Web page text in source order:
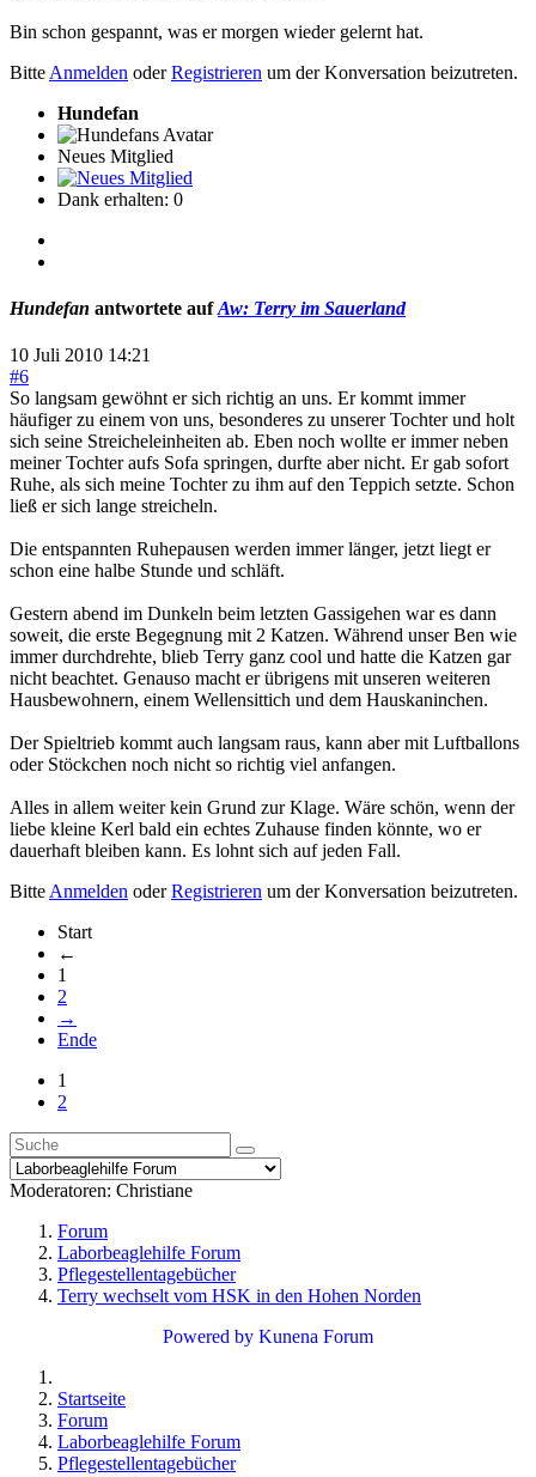
Bin schon gespannt, was er morgen wieder gelernt hat.
Bitte Anmelden oderRegistrieren um der Konversation beizutreten.
Hundefan
Neues Mitglied
Dank erhalten: 0
Hundefan antwortete aufAw: Terry im Sauerland
10 Juli 2010 14:21
#6
So langsam gewöhnt er sich richtig an uns. Er kommt immer
häufiger zu einem von uns, besonderes zu unserer Tochter und holt
sich seine Streicheleinheiten ab. Eben noch wollte er immer neben
meiner Tochter aufs Sofa springen, durfte aber nicht. Er gab sofort
Ruhe, als sich meine Tochter zu ihm auf den Teppich setzte. Schon
ließ er sich lange streicheln.
Die entspannten Ruhepausen werden immer länger, jetzt liegt er
schon eine halbe Stunde und schläft.
Gestern abend im Dunkeln beim letzten Gassigehen war es dann
soweit, die erste Begegnung mit 2 Katzen. Während unser Ben wie
immer durchdrehte, blieb Terry ganz cool und hatte die Katzen gar
nicht beachtet. Genauso macht er übrigens mit unseren weiteren
Hausbewohnern, einem Wellensittich und dem Hauskaninchen.
Der Spieltrieb kommt auch langsam raus, kann aber mit Luftballons
oder Stöckchen noch nicht so richtig viel anfangen.
Alles in allem weiter kein Grund zur Klage. Wäre schön, wenn der
liebe kleine Kerl bald ein echtes Zuhause finden könnte, wo er
dauerhaft bleiben kann. Es lohnt sich auf jeden Fall.
Bitte Anmelden oderRegistrieren um der Konversation beizutreten.
Start
←
1
2
→
Ende
1
2
Moderatoren: Christiane
Forum
Laborbeaglehilfe Forum
Pflegestellentagebücher
Terry wechselt vom HSK in den Hohen Norden
Powered by Kunena Forum
Startseite
Forum
Laborbeaglehilfe Forum
Pflegestellentagebücher